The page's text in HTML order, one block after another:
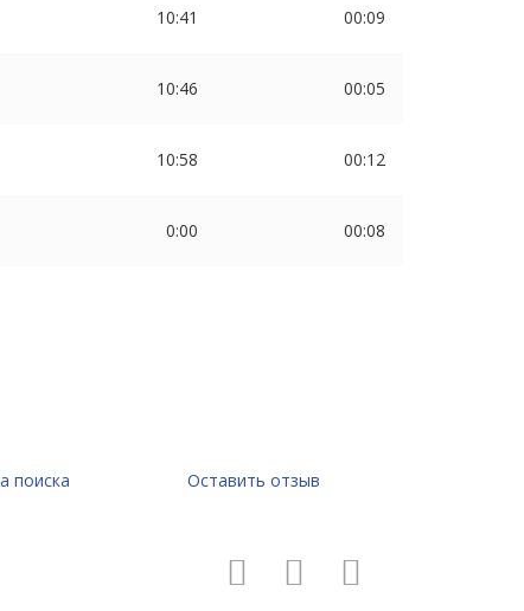
10:41 00:09
10:46 00:05
10:58 00:12
0:00 00:08
поиска Оставить отзыв